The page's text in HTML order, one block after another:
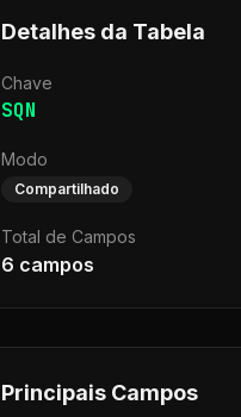
Detalhes da Tabela
Chave
SQN
Modo
Compartilhado
Total de Campos
6 campos
Principais Campos